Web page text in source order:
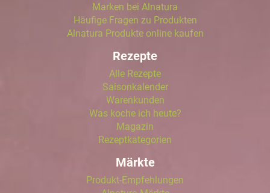
Marken bei Alnatura
Häufige Fragen zu Produkten
Alnatura Produkte online kaufen
Rezepte
Alle Rezepte
Saisonkalender
Warenkunden
Was koche ich heute?
Magazin
Rezeptkategorien
Märkte
Produkt-Empfehlungen